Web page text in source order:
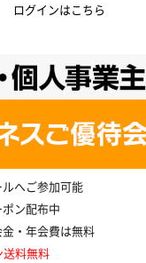
ログインはこちら
へご参加可能
ン配布中
・年会費は無料
送料無料